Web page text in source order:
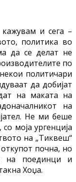
и сега –
политика во
да се делат не
по
политичари
да добијат
на маката на
на
Не ми беше
моја ургенција
на „Тиквеш“
почна, но
на поединци и
Хоџа.